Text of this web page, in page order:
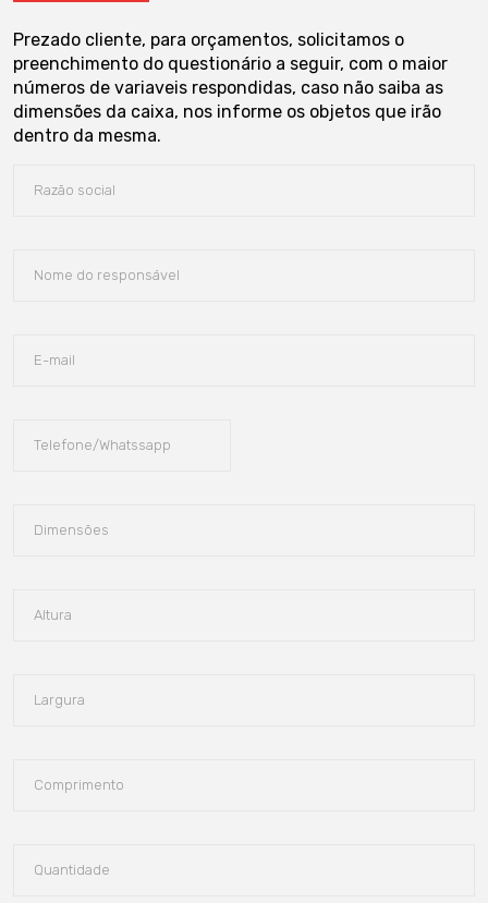
Prezado cliente, para orçamentos, solicitamos o
preenchimento do questionário a seguir, com o maior
números de variaveis respondidas, caso não saiba as
dimensões da caixa, nos informe os objetos que irão
dentro da mesma.